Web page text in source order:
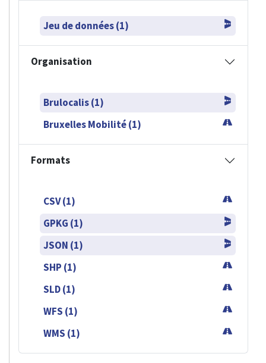
Jeu de données (1)
Organisation
Brulocalis (1)
Bruxelles Mobilité (1)
Formats
CSV (1)
GPKG (1)
JSON (1)
SHP (1)
SLD (1)
WFS (1)
WMS (1)